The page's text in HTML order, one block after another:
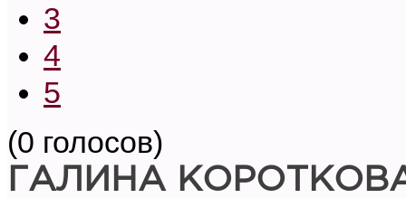
3
4
5
(0 голосов)
ГАЛИНА